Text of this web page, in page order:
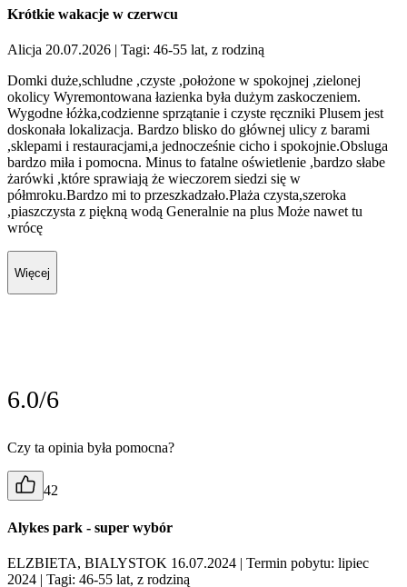
Krótkie wakacje w czerwcu
Alicja 20.07.2026 | Tagi: 46-55 lat, z rodziną
Domki duże,schludne ,czyste ,położone w spokojnej ,zielonej
okolicy Wyremontowana łazienka była dużym zaskoczeniem.
Wygodne łóżka,codzienne sprzątanie i czyste ręczniki Plusem jest
doskonała lokalizacja. Bardzo blisko do głównej ulicy z barami
,sklepami i restauracjami,a jednocześnie cicho i spokojnie.Obsluga
bardzo miła i pomocna. Minus to fatalne oświetlenie ,bardzo słabe
żarówki ,które sprawiają że wieczorem siedzi się w
półmroku.Bardzo mi to przeszkadzało.Plaża czysta,szeroka
,piaszczysta z piękną wodą Generalnie na plus Może nawet tu
wrócę
Więcej
6.0/6
Czy ta opinia była pomocna?
42
Alykes park - super wybór
ELZBIETA, BIALYSTOK 16.07.2024
| Termin pobytu: lipiec
2024 | Tagi: 46-55 lat, z rodziną